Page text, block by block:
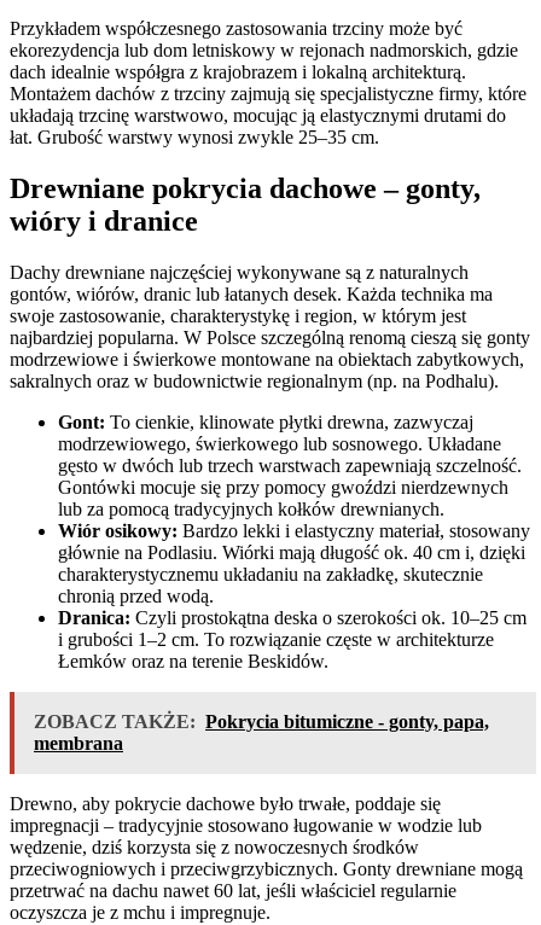
Przykładem współczesnego zastosowania trzciny może być
ekorezydencja lub dom letniskowy w rejonach nadmorskich, gdzie
dach idealnie współgra z krajobrazem i lokalną architekturą.
Montażem dachów z trzciny zajmują się specjalistyczne firmy, które
układają trzcinę warstwowo, mocując ją elastycznymi drutami do
łat. Grubość warstwy wynosi zwykle 25–35 cm.
Drewniane pokrycia dachowe – gonty,
wióry i dranice
Dachy drewniane najczęściej wykonywane są z naturalnych
gontów, wiórów, dranic lub łatanych desek. Każda technika ma
swoje zastosowanie, charakterystykę i region, w którym jest
najbardziej popularna. W Polsce szczególną renomą cieszą się gonty
modrzewiowe i świerkowe montowane na obiektach zabytkowych,
sakralnych oraz w budownictwie regionalnym (np. na Podhalu).
Gont: To cienkie, klinowate płytki drewna, zazwyczaj
modrzewiowego, świerkowego lub sosnowego. Układane
gęsto w dwóch lub trzech warstwach zapewniają szczelność.
Gontówki mocuje się przy pomocy gwoździ nierdzewnych
lub za pomocą tradycyjnych kołków drewnianych.
Wiór osikowy: Bardzo lekki i elastyczny materiał, stosowany
głównie na Podlasiu. Wiórki mają długość ok. 40 cm i, dzięki
charakterystycznemu układaniu na zakładkę, skutecznie
chronią przed wodą.
Dranica: Czyli prostokątna deska o szerokości ok. 10–25 cm
i grubości 1–2 cm. To rozwiązanie częste w architekturze
Łemków oraz na terenie Beskidów.
ZOBACZ TAKŻE: Pokrycia bitumiczne - gonty, papa,
membrana
Drewno, aby pokrycie dachowe było trwałe, poddaje się
impregnacji – tradycyjnie stosowano ługowanie w wodzie lub
wędzenie, dziś korzysta się z nowoczesnych środków
przeciwogniowych i przeciwgrzybicznych. Gonty drewniane mogą
przetrwać na dachu nawet 60 lat, jeśli właściciel regularnie
oczyszcza je z mchu i impregnuje.